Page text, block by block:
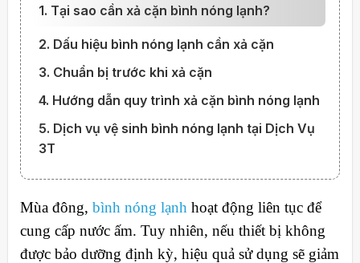
1. Tại sao cần xả cặn bình nóng lạnh?
2. Dấu hiệu bình nóng lạnh cần xả cặn
3. Chuẩn bị trước khi xả cặn
4. Hướng dẫn quy trình xả cặn bình nóng lạnh
5. Dịch vụ vệ sinh bình nóng lạnh tại Dịch Vụ
3T
Mùa đông, bình nóng lạnh hoạt động liên tục để
cung cấp nước ấm. Tuy nhiên, nếu thiết bị không
được bảo dưỡng định kỳ, hiệu quả sử dụng sẽ giảm